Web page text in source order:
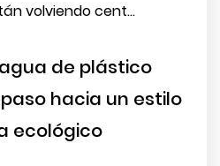
volviendo cent...
de plástico
hacia un estilo
ecológico